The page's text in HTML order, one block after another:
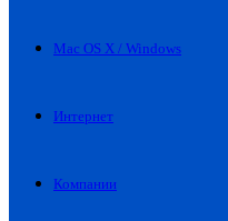
Mac OS X / Windows
Интернет
Компании